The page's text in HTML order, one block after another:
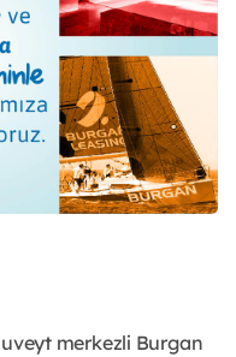
merkezli Burgan